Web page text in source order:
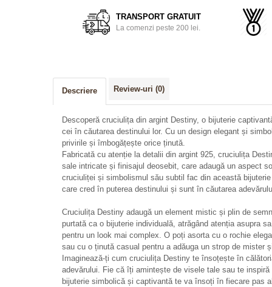
TRANSPORT GRATUIT
La comenzi peste 200 lei.
Descriere Review-uri (0)
Descoperă cruciulița din argint Destiny, o bijuterie
cei în căutarea destinului lor. Cu un design elegant și
privirile și îmbogățește orice ținută.
Fabricată cu atenție la detalii din argint 925, cruciulița
sale intricate și finisajul deosebit, care adaugă un aspect
cruciuliței și simbolismul său subtil fac din această
care cred în puterea destinului și sunt în căutarea
Cruciulița Destiny adaugă un element mistic și plin de
purtată ca o bijuterie individuală, atrăgând atenția asupra
pentru un look mai complex. O poți asorta cu o rochie
sau cu o ținută casual pentru a adăuga un strop de mister
Imaginează-ți cum cruciulița Destiny te însoțește în
adevărului. Fie că îți amintește de visele tale sau te
bijuterie simbolică și captivantă te va însoți în fiecare pas